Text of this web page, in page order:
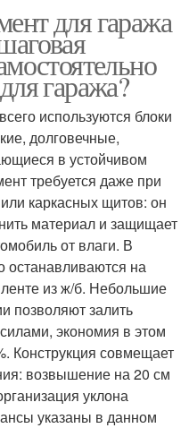
для гаража
гаража?
используются блоки
долговечные,
в устойчивом
требуется даже при
каркасных щитов: он
материал и защищает
от влаги. В
останавливаются на
из ж/б. Небольшие
позволяют залить
экономия в этом
Конструкция совмещает
возвышение на 20 см
уклона
указаны в данном